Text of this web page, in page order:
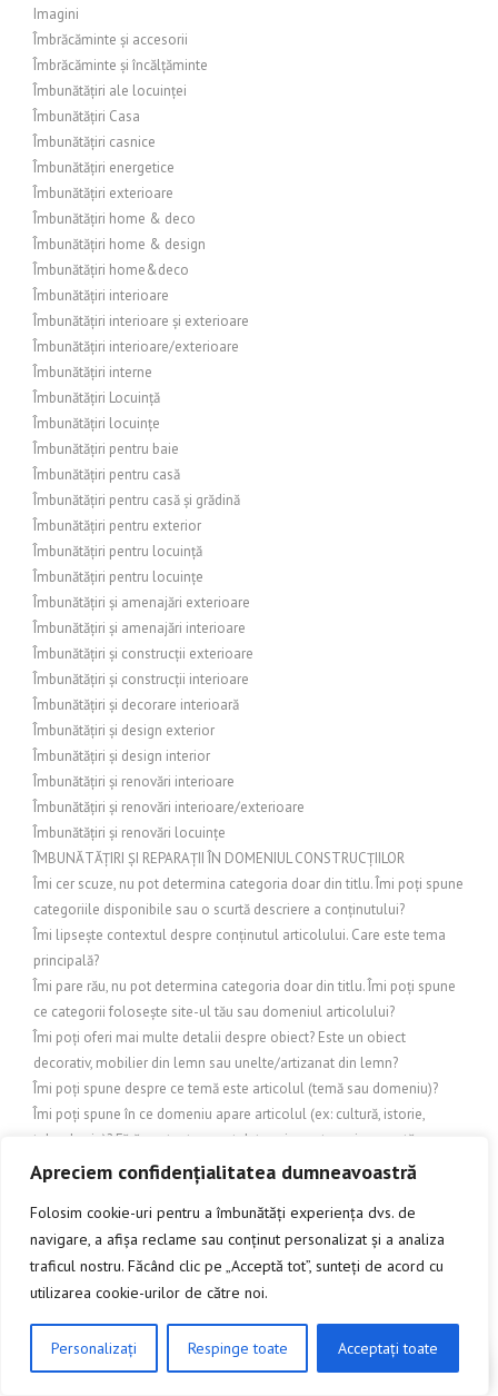
Apreciem confidențialitatea dumneavoastră
Folosim cookie-uri pentru a îmbunătăți experiența dvs. de
navigare, a afișa reclame sau conținut personalizat și a analiza
traficul nostru. Făcând clic pe „Acceptă tot”, sunteți de acord cu
utilizarea cookie-urilor de către noi.
Personalizați Respinge toate Acceptați toate
Imagini
Îmbrăcăminte și accesorii
Îmbrăcăminte și încălțăminte
Îmbunătățiri ale locuinței
Îmbunătățiri Casa
Îmbunătățiri casnice
Îmbunătățiri energetice
Îmbunătățiri exterioare
Îmbunătățiri home & deco
Îmbunătățiri home & design
Îmbunătățiri home&deco
Îmbunătățiri interioare
Îmbunătățiri interioare și exterioare
Îmbunătățiri interioare/exterioare
Îmbunătățiri interne
Îmbunătățiri Locuință
Îmbunătățiri locuințe
Îmbunătățiri pentru baie
Îmbunătățiri pentru casă
Îmbunătățiri pentru casă și grădină
Îmbunătățiri pentru exterior
Îmbunătățiri pentru locuință
Îmbunătățiri pentru locuințe
Îmbunătățiri și amenajări exterioare
Îmbunătățiri și amenajări interioare
Îmbunătățiri și construcții exterioare
Îmbunătățiri și construcții interioare
Îmbunătățiri și decorare interioară
Îmbunătățiri și design exterior
Îmbunătățiri și design interior
Îmbunătățiri și renovări interioare
Îmbunătățiri și renovări interioare/exterioare
Îmbunătățiri și renovări locuințe
ÎMBUNĂTĂȚIRI ȘI REPARAȚII ÎN DOMENIUL CONSTRUCȚIILOR
Îmi cer scuze, nu pot determina categoria doar din titlu. Îmi poți spune
categoriile disponibile sau o scurtă descriere a conținutului?
Îmi lipsește contextul despre conținutul articolului. Care este tema
principală?
Îmi pare rău, nu pot determina categoria doar din titlu. Îmi poți spune
ce categorii folosește site-ul tău sau domeniul articolului?
Îmi poți oferi mai multe detalii despre obiect? Este un obiect
decorativ, mobilier din lemn sau unelte/artizanat din lemn?
Îmi poți spune despre ce temă este articolul (temă sau domeniu)?
Îmi poți spune în ce domeniu apare articolul (ex: cultură, istorie,
tehnologie)? Fără context, nu pot determina categoria corectă.
Îmi trebuie natura conținutului pentru a alege categoria corectă. Care
este sistemul tău de categorii (de ex. Turism, Arhitectură/Design,
Cultură, Știri, Business etc.)?
Îmi trebuie nișa (tema) articolului pentru a stabili categoria.
IMOBILIARE
Încălzire și exterior
Încălzire și răcire exterioară
Inchideri terase
CLICK AICI PENTRU A DISCUTA